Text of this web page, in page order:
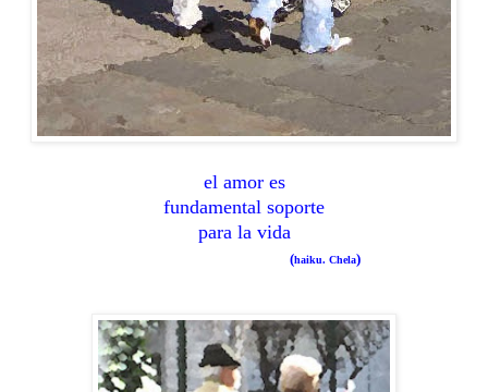
el amor es
fundamental soporte
para la vida
(haiku. Chela)